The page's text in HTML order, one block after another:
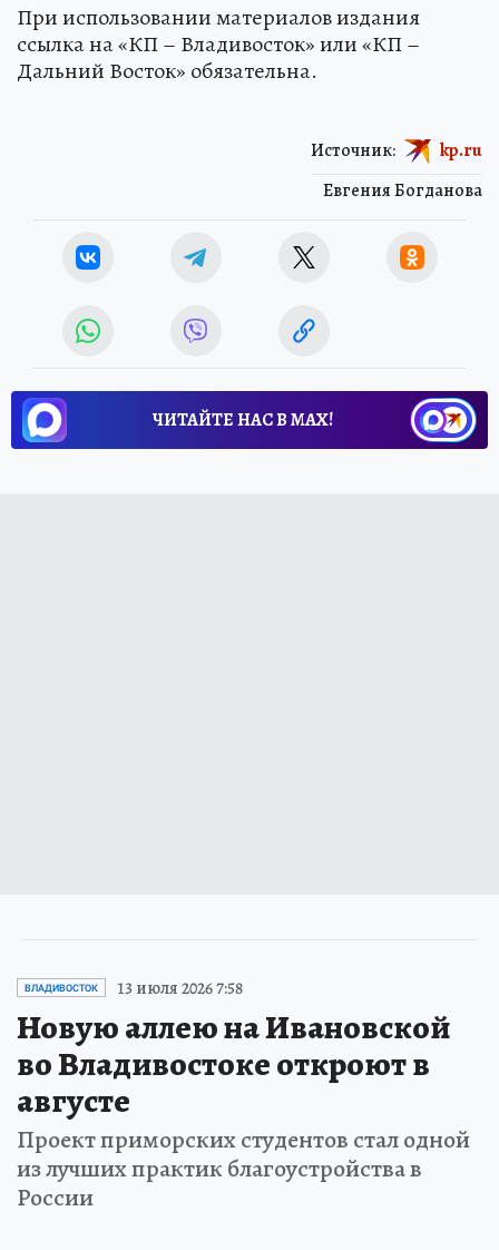
При использовании материалов издания
ссылка на «КП – Владивосток» или «КП –
Дальний Восток» обязательна.
Евгения Богданова
Источник: kp.ru
ЧИТАЙТЕ НАС В МАХ!
ВЛАДИВОСТОК 13 июля 2026 7:58
Новую аллею на Ивановской
во Владивостоке откроют в
августе
Проект приморских студентов стал одной
из лучших практик благоустройства в
России